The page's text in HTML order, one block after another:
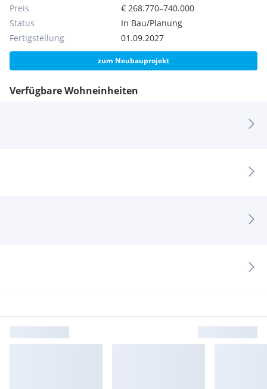
Verfügbare Wohneinheiten
Preis
€ 268.770–740.000
Status
In Bau/Planung
Fertigstellung
01.09.2027
zum Neubauprojekt